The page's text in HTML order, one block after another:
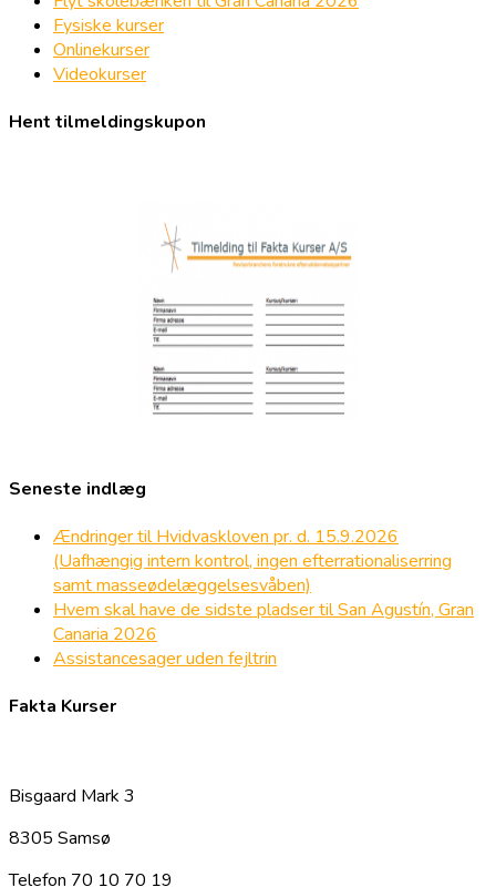
Fysiske kurser
Onlinekurser
Videokurser
Hent tilmeldingskupon
Seneste indlæg
Ændringer til Hvidvaskloven pr. d. 15.9.2026
(Uafhængig intern kontrol, ingen efterrationaliserring
samt masseødelæggelsesvåben)
Hvem skal have de sidste pladser til San Agustín, Gran
Canaria 2026
Assistancesager uden fejltrin
Fakta Kurser
Bisgaard Mark 3
8305 Samsø
Telefon 70 10 70 19